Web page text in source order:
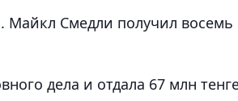
Майкл Смедли получил восемь
дела и отдала 67 млн